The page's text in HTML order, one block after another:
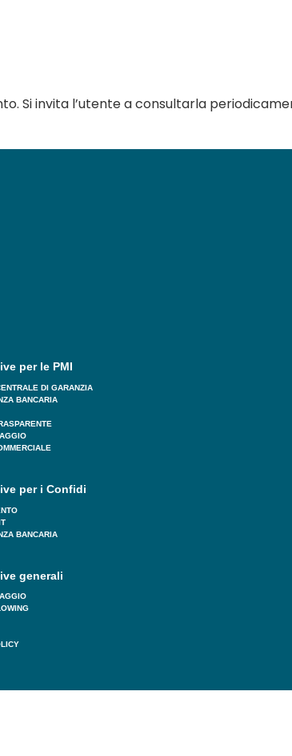
Si invita l’utente a consultarla
per le PMI
DI GARANZIA
BANCARIA
per i Confidi
BANCARIA
generali